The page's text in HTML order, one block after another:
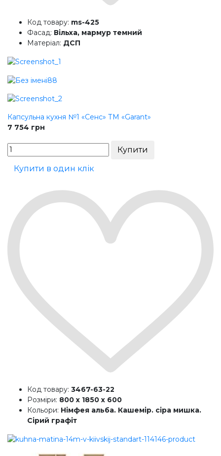
Код товару: ms-425
Фасад: Вільха, мармур темний
Матеріал: ДСП
Капсульна кухня №1 «Сенс» ТМ «Garant»
7 754 грн
Купити в один клік
Код товару: 3467-63-22
Розміри: 800 х 1850 х 600
Кольори: Німфея альба. Кашемір. сіра мишка.
Сірий графіт